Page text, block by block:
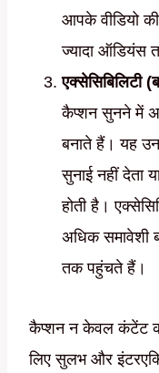
आपके वीडियो
ज्यादा ऑडियंस
एक्सेसिबिलिटी
कैप्शन सुनने में
बनाते हैं। यह
सुनाई नहीं देता
होती है।
अधिक समावेशी
तक पहुंचते हैं।
कैप्शन न केवल कंटेंट
लिए सुलभ और